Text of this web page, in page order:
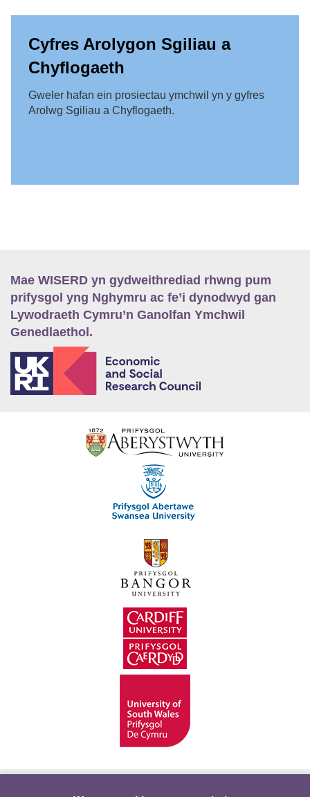
Cyfres Arolygon Sgiliau a
Chyflogaeth
Gweler hafan ein prosiectau ymchwil yn y gyfres
Arolwg Sgiliau a Chyflogaeth.
Mae WISERD yn gydweithrediad rhwng pum
prifysgol yng Nghymru ac fe’i dynodwyd gan
Lywodraeth Cymru’n Ganolfan Ymchwil
Genedlaethol.